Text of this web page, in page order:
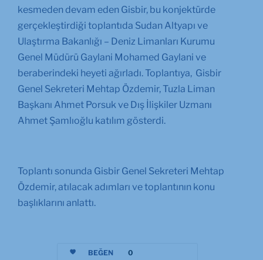
kesmeden devam eden Gisbir, bu konjektürde
gerçekleştirdiği toplantıda Sudan Altyapı ve
Ulaştırma Bakanlığı – Deniz Limanları Kurumu
Genel Müdürü Gaylani Mohamed Gaylani ve
beraberindeki heyeti ağırladı. Toplantıya, Gisbir
Genel Sekreteri Mehtap Özdemir, Tuzla Liman
Başkanı Ahmet Porsuk ve Dış İlişkiler Uzmanı
Ahmet Şamlıoğlu katılım gösterdi.
Toplantı sonunda Gisbir Genel Sekreteri Mehtap
Özdemir, atılacak adımları ve toplantının konu
başlıklarını anlattı.
BEĞEN 0